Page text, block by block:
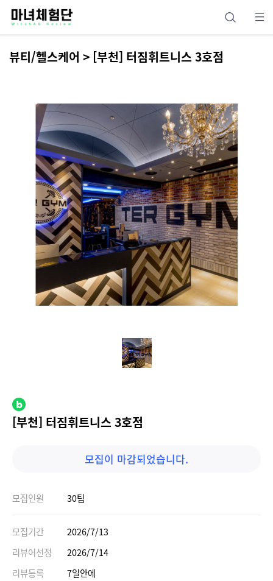
뷰티/헬스케어 > [부천] 터짐휘트니스 3호점
[부천] 터짐휘트니스 3호점
모집이 마감되었습니다.
모집인원 30팀
모집기간
2026/7/13
리뷰어선정
2026/7/14
리뷰등록
7일안에